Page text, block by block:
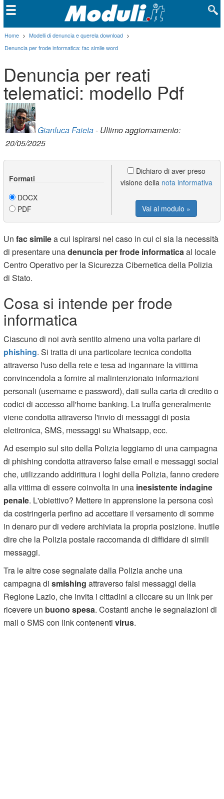
Home > Modelli di denuncia e querela download >
Denuncia per frode informatica: fac simile word
Denuncia per reati
telematici: modello Pdf
Gianluca Faieta- Ultimo aggiornamento:
20/05/2025
Formati
DOCX
PDF
Dichiaro di aver preso
visione della nota informativa
Vai al modulo »
Unfac similea cui ispirarsi nel caso in cui ci sia la necessità
di presentare unadenuncia per frode informatica al locale
Centro Operativo per la Sicurezza Cibernetica della Polizia
di Stato.
Cosa si intende per frode
informatica
Ciascuno di noi avrà sentito almeno una volta parlare di
phishing. Si tratta di una particolare tecnica condotta
attraverso l'uso della rete e tesa ad ingannare la vittima
convincendola a fornire al malintenzionato informazioni
personali (username e password), dati sulla carta di credito o
codici di accesso all'home banking. La truffa generalmente
viene condotta attraverso l'invio di messaggi di posta
elettronica, SMS, messaggi su Whatsapp, ecc.
Ad esempio sul sito della Polizia leggiamo di una campagna
di phishing condotta attraverso false email e messaggi social
che, utilizzando addirittura i loghi della Polizia, fanno credere
alla vittima di essere coinvolta in una inesistente indagine
penale. L'obiettivo? Mettere in apprensione la persona così
da costringerla perfino ad accettare il versamento di somme
in denaro pur di vedere archiviata la propria posizione. Inutile
dire che la Polizia postale raccomanda di diffidare di simili
messaggi.
Tra le altre cose segnalate dalla Polizia anche una
campagna dismishingattraverso falsi messaggi della
Regione Lazio, che invita i cittadini a cliccare su un link per
ricevere un buono spesa. Costanti anche le segnalazioni di
mail o SMS con link contenentivirus.